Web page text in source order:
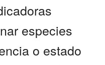
especies
o estado